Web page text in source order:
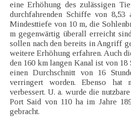
eine Erhöhung des zulässigen
durchfahrenden Schiffe von
Mindesttiefe von 10 m, die
m gegenwärtig überall erreicht
sollen nach den bereits in Angriff
weitere Erhöhung erfahren. Auch
den 160 km langen Kanal ist von
einen Durchschnitt von 16
verringert worden. Ebenso hat
verbessert. U. a. wurde die
Port Said von 110 ha im Jahre
gebracht.